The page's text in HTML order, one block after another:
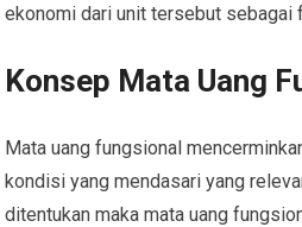
ekonomi dari unit tersebut sebagai
Konsep Mata Uang
Mata uang fungsional
kondisi yang mendasari yang
ditentukan maka mata uang